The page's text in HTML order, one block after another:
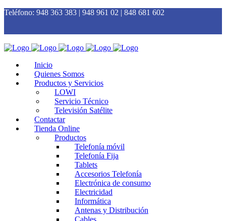
Teléfono: 948 363 383 | 948 961 02 | 848 681 602
Inicio
Quienes Somos
Productos y Servicios
LOWI
Servicio Técnico
Televisión Satélite
Contactar
Tienda Online
Productos
Telefonía móvil
Telefonía Fija
Tablets
Accesorios Telefonía
Electrónica de consumo
Electricidad
Informática
Antenas y Distribución
Cables